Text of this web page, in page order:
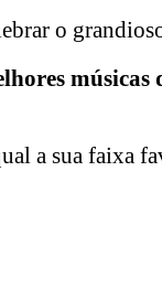
o
músicas
a sua faixa